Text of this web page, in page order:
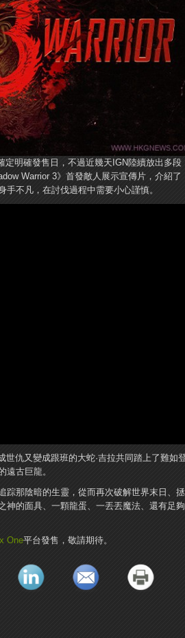
定明確發售日，不過近幾天IGN陸續放出多段
Warrior 3》首發敵人展示宣傳片，介紹了
不凡，在討伐過程中需要小心謹慎。
仇又變成跟班的大蛇·吉拉共同踏上了難如
遠古巨龍。
踪那陰暗的生靈，從而再次破解世界末日、拯
神的面具、一顆龍蛋、一丟丟魔法、還有足夠
One平台發售，敬請期待。